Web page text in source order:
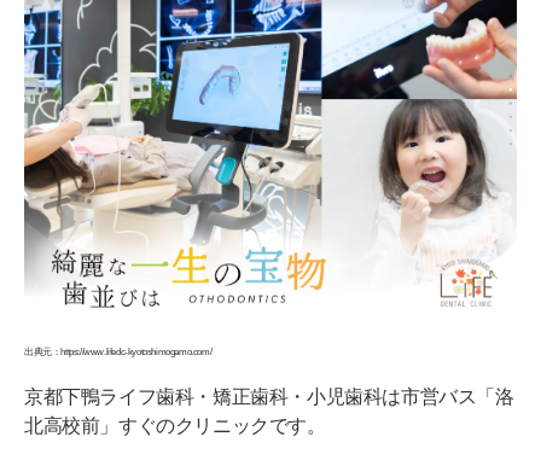
出典元：https://www.lifedc-kyotoshimogamo.com/
京都下鴨ライフ歯科・矯正歯科・小児歯科は市営バス「洛
北高校前」すぐのクリニックです。